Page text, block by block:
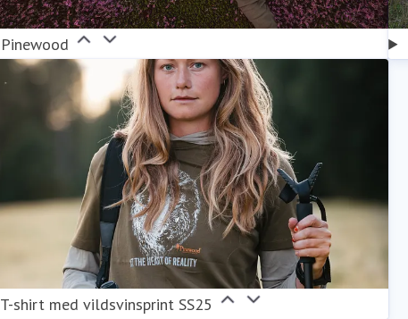
Pinewood
T-shirt med vildsvinsprint SS25